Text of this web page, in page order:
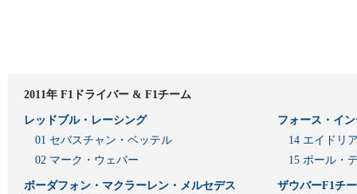
2011年 F1ドライバー & F1チーム
レッドブル・レーシング
01 セバスチャン・ベッテル
02 マーク・ウェバー
ボーダフォン・マクラーレン・メルセデス
フォース・イ
14 エイドリ
15 ポール・
ザウバーF1チ